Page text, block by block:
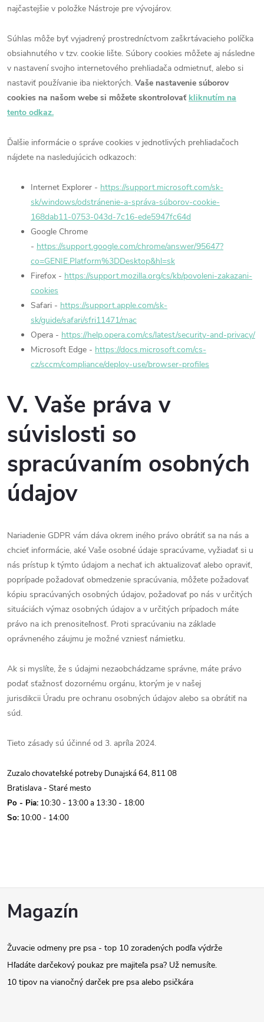
najčastejšie v položke Nástroje pre vývojárov.
Súhlas môže byť vyjadrený prostredníctvom zaškrtávacieho políčka
obsiahnutého v tzv. cookie lište. Súbory cookies môžete aj následne
v nastavení svojho internetového prehliadača odmietnuť, alebo si
nastaviť používanie iba niektorých. Vaše nastavenie súborov
cookies na našom webe si môžete skontrolovať kliknutím na
tento odkaz.
Ďalšie informácie o správe cookies v jednotlivých prehliadačoch
nájdete na nasledujúcich odkazoch:
Internet Explorer - https://support.microsoft.com/sk-
sk/windows/odstránenie-a-správa-súborov-cookie-
168dab11-0753-043d-7c16-ede5947fc64d
Google Chrome
- https://support.google.com/chrome/answer/95647?
co=GENIE.Platform%3DDesktop&hl=sk
Firefox - https://support.mozilla.org/cs/kb/povoleni-zakazani-
cookies
Safari - https://support.apple.com/sk-
sk/guide/safari/sfri11471/mac
Opera - https://help.opera.com/cs/latest/security-and-privacy/
Microsoft Edge - https://docs.microsoft.com/cs-
cz/sccm/compliance/deploy-use/browser-profiles
V. Vaše práva v
súvislosti so
spracúvaním osobných
údajov
Nariadenie GDPR vám dáva okrem iného právo obrátiť sa na nás a
chcieť informácie, aké Vaše osobné údaje spracúvame, vyžiadať si u
nás prístup k týmto údajom a nechať ich aktualizovať alebo opraviť,
poprípade požadovať obmedzenie spracúvania, môžete požadovať
kópiu spracúvaných osobných údajov, požadovať po nás v určitých
situáciách výmaz osobných údajov a v určitých prípadoch máte
právo na ich prenositeľnosť. Proti spracúvaniu na základe
oprávneného záujmu je možné vzniesť námietku.
Ak si myslíte, že s údajmi nezaobchádzame správne, máte právo
podať sťažnosť dozornému orgánu, ktorým je v našej
jurisdikcii Úradu pre ochranu osobných údajov alebo sa obrátiť na
súd.
Tieto zásady sú účinné od 3. apríla 2024.
Zuzalo chovateľské potreby Dunajská 64, 811 08
Bratislava - Staré mesto
Po - Pia: 10:30 - 13:00 a 13:30 - 18:00
So: 10:00 - 14:00
Z
p
ä
Magazín
Žuvacie odmeny pre psa - top 10 zoradených podľa výdrže
Hľadáte darčekový poukaz pre majiteľa psa? Už nemusíte.
10 tipov na vianočný darček pre psa alebo psičkára